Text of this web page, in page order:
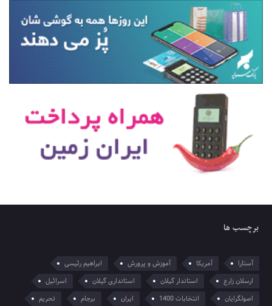
برچسب ها
آستارا آمریکا آموزش و پرورش
ابراهیم رئیسی
ارسلان زارع
استاندار گیلان استانداری گیلان
اسرائیل
اصولگرایان
انتخابات 1400 ایران برجام
تحریم